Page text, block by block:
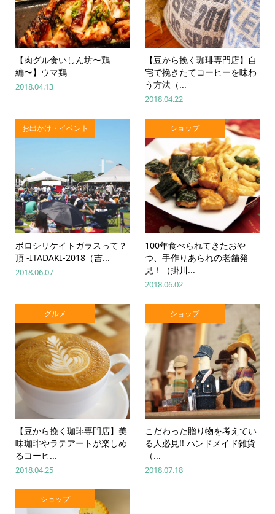
【肉グル食いしん坊〜鶏
編〜】ウマ鶏
2018.04.13
【豆から挽く珈琲専門店】自
宅で挽きたてコーヒーを味わ
う方法（...
2018.04.22
お出かけ・イベント
ボロシリケイトガラスって？
頂 -ITADAKI-2018（吉...
2018.06.07
ショップ
100年食べられてきたおや
つ、手作りあられの老舗発
見！（掛川...
2018.06.02
グルメ
【豆から挽く珈琲専門店】美
味珈琲やラテアートが楽しめ
るコーヒ...
2018.04.25
ショップ
こだわった贈り物を考えてい
る人必見!! ハンドメイド雑貨
（...
2018.07.18
ショップ